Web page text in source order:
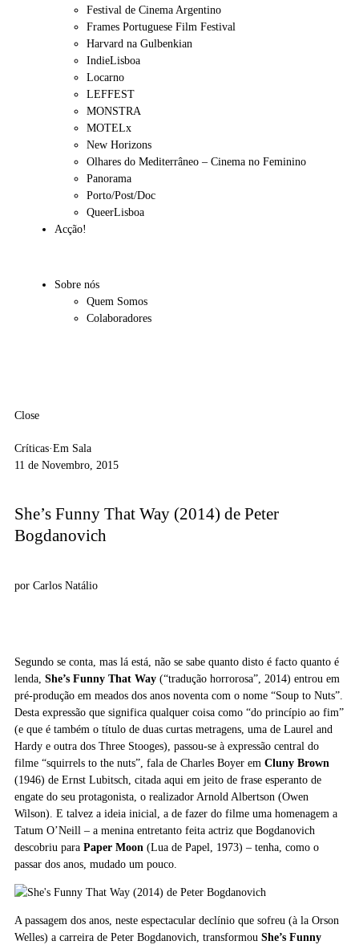
Festival de Cinema Argentino
Frames Portuguese Film Festival
Harvard na Gulbenkian
IndieLisboa
Locarno
LEFFEST
MONSTRA
MOTELx
New Horizons
Olhares do Mediterrâneo – Cinema no Feminino
Panorama
Porto/Post/Doc
QueerLisboa
Acção!
Sobre nós
Quem Somos
Colaboradores
Close
Críticas·Em Sala
11 de Novembro, 2015
She’s Funny That Way (2014) de Peter
Bogdanovich
por Carlos Natálio
Segundo se conta, mas lá está, não se sabe quanto disto é facto quanto é
lenda, She’s Funny That Way (“tradução horrorosa”, 2014) entrou em
pré-produção em meados dos anos noventa com o nome “Soup to Nuts”.
Desta expressão que significa qualquer coisa como “do princípio ao fim”
(e que é também o título de duas curtas metragens, uma de Laurel and
Hardy e outra dos Three Stooges), passou-se à expressão central do
filme “squirrels to the nuts”, fala de Charles Boyer em Cluny Brown
(1946) de Ernst Lubitsch, citada aqui em jeito de frase esperanto de
engate do seu protagonista, o realizador Arnold Albertson (Owen
Wilson). E talvez a ideia inicial, a de fazer do filme uma homenagem a
Tatum O’Neill – a menina entretanto feita actriz que Bogdanovich
descobriu para Paper Moon (Lua de Papel, 1973) – tenha, como o
passar dos anos, mudado um pouco.
A passagem dos anos, neste espectacular declínio que sofreu (à la Orson
Welles) a carreira de Peter Bogdanovich, transformou She’s Funny